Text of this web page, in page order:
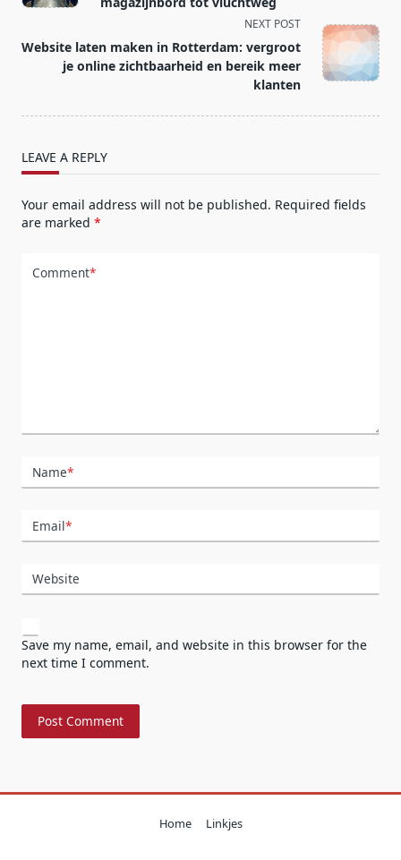
reader-
text">Page</span>
NEXT POST
Website laten maken in Rotterdam: vergroot
je online zichtbaarheid en bereik meer
klanten
LEAVE A REPLY
Your email address will not be published. Required fields
are marked *
Comment*
Name*
Email*
Website
Save my name, email, and website in this browser for the
next time I comment.
Home Linkjes